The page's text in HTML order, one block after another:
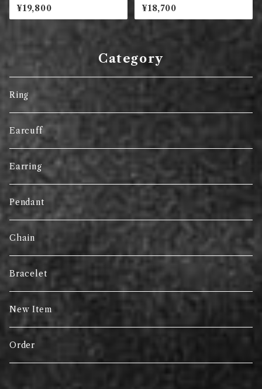
¥19,800 ¥18,700
Category
Ring
Earcuff
Earring
Pendant
Chain
Bracelet
New Item
Order